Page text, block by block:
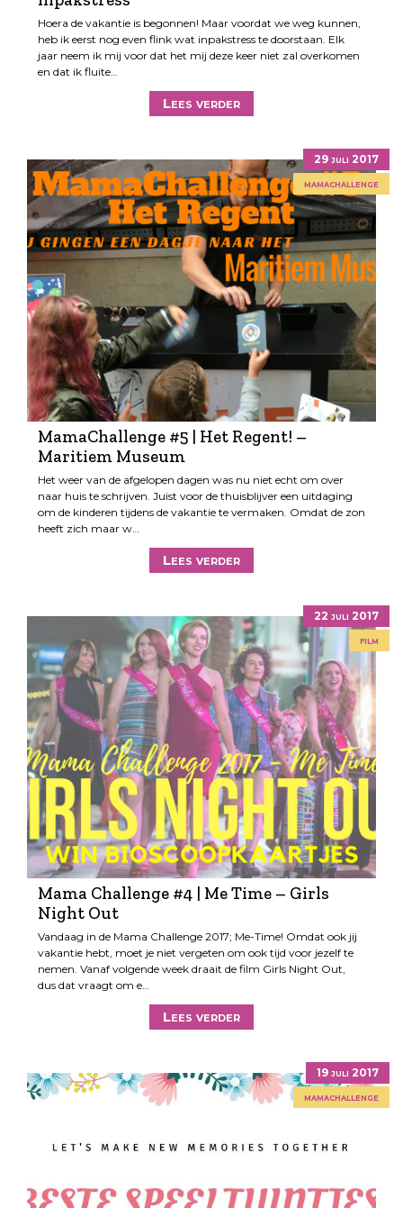
Hoera de vakantie is begonnen! Maar voordat we weg kunnen,
heb ik eerst nog even flink wat inpakstress te doorstaan. Elk
jaar neem ik mij voor dat het mij deze keer niet zal overkomen
en dat ik fluite…
Lees verder
29 juli 2017
mamachallenge
MamaChallenge #5 | Het Regent! –
Maritiem Museum
Het weer van de afgelopen dagen was nu niet echt om over
naar huis te schrijven. Juist voor de thuisblijver een uitdaging
om de kinderen tijdens de vakantie te vermaken. Omdat de zon
heeft zich maar w…
Lees verder
22 juli 2017
film
Mama Challenge #4 | Me Time – Girls
Night Out
Vandaag in de Mama Challenge 2017; Me-Time! Omdat ook jij
vakantie hebt, moet je niet vergeten om ook tijd voor jezelf te
nemen. Vanaf volgende week draait de film Girls Night Out,
dus dat vraagt om e…
Lees verder
19 juli 2017
mamachallenge